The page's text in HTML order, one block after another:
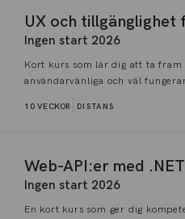
UX och tillgänglighet
Ingen start 2026
Kort kurs som lär dig att ta fram
användarvänliga och väl
10 VECKOR DISTANS
Web-API:er med .NET
Ingen start 2026
En kort kurs som ger dig